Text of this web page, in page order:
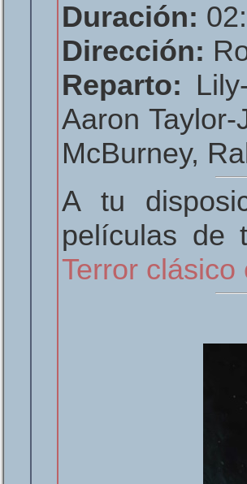
Duración:
Dirección:
Reparto:
Aaron
McBurney,
A tu
películas de
Terror clásico